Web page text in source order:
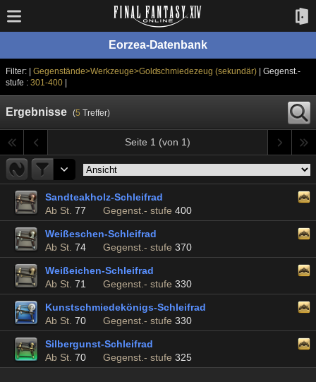
Eorzea-Datenbank
Filter: | Gegenstände>Werkzeuge>Goldschmiedezeug (sekundär) | Gegenst.-
stufe : 301-400|
Ergebnisse (5 Treffer)
Seite 1 (von 1)
Sandteakholz-Schleifrad
Ab St. 77 Gegenst.- stufe 400
Weißeschen-Schleifrad
Ab St. 74 Gegenst.- stufe 370
Weißeichen-Schleifrad
Ab St. 71 Gegenst.- stufe 330
Kunstschmiedekönigs-Schleifrad
Ab St. 70 Gegenst.- stufe 330
Silbergunst-Schleifrad
Ab St. 70 Gegenst.- stufe 325